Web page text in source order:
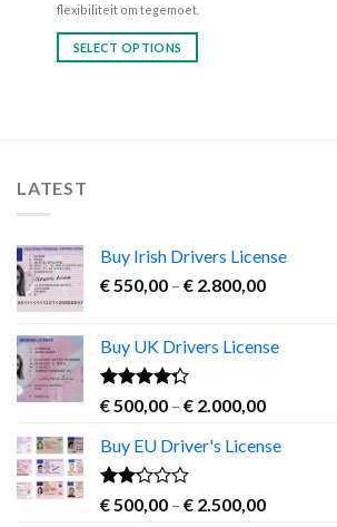
flexibiliteit om tegemoet.
SELECT OPTIONS
be
chosen
product
page
LATEST
Buy Irish Drivers License
€550,00 – € 2.800,00Price
through
Buy UK Drivers License
Rated
out
of 5
€500,00 – € 2.000,00Price
€ 500,00
€ 2.000,00
Buy EU Driver's License
Rated
€500,00 – € 2.500,00Price